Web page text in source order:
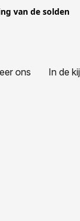
van de solden
ons In de